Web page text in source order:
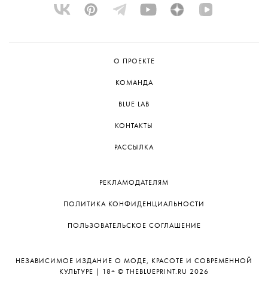
О ПРОЕКТЕ
КОМАНДА
BLUE LAB
КОНТАКТЫ
РАССЫЛКА
РЕКЛАМОДАТЕЛЯМ
ПОЛИТИКА КОНФИДЕНЦИАЛЬНОСТИ
ПОЛЬЗОВАТЕЛЬСКОЕ СОГЛАШЕНИЕ
НЕЗАВИСИМОЕ ИЗДАНИЕ О МОДЕ, КРАСОТЕ И СОВРЕМЕННОЙ
КУЛЬТУРЕ | 18+ © THEBLUEPRINT.RU 2026